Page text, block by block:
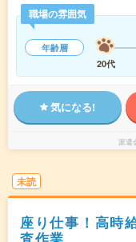
職場の雰囲気
年齢層
20代
気になる!
派遣
未読
座り仕事！高時
査作業